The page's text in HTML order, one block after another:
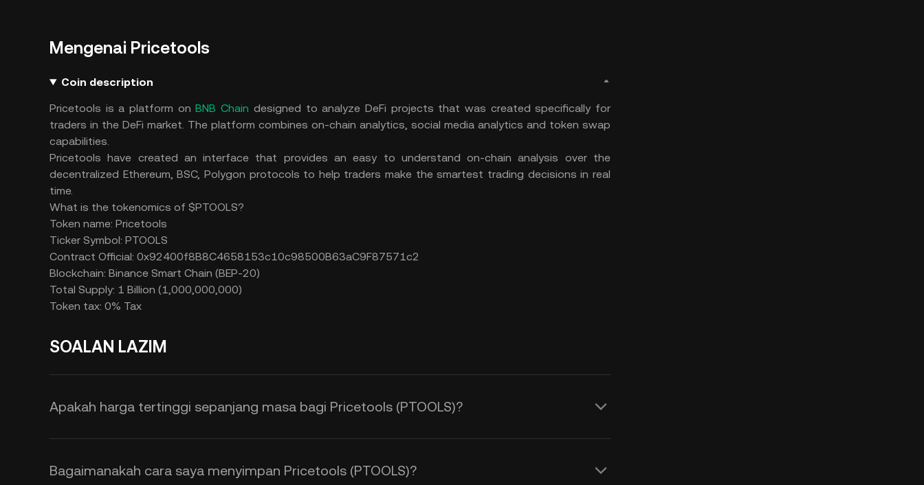
Mengenai Pricetools
Coin description
Pricetools is a platform onBNB Chain designed to analyze DeFi projects that was created specifically for
traders in the DeFi market. The platform combines on-chain analytics, social media analytics and token swap
capabilities.
Pricetools have created an interface that provides an easy to understand on-chain analysis over the
decentralized Ethereum, BSC, Polygon protocols to help traders make the smartest trading decisions in real
time.
What is the tokenomics of $PTOOLS?
Token name: Pricetools
Ticker Symbol: PTOOLS
Contract Official: 0x92400f8B8C4658153c10c98500B63aC9F87571c2
Blockchain: Binance Smart Chain (BEP-20)
Total Supply: 1 Billion (1,000,000,000)
Token tax: 0% Tax
SOALAN LAZIM
Apakah harga tertinggi sepanjang masa bagi Pricetools (PTOOLS)?
Bagaimanakah cara saya menyimpan Pricetools (PTOOLS)?